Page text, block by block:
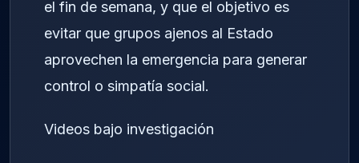
el fin de semana, y que el objetivo es
evitar que grupos ajenos al Estado
aprovechen la emergencia para generar
control o simpatía social.
Videos bajo investigación